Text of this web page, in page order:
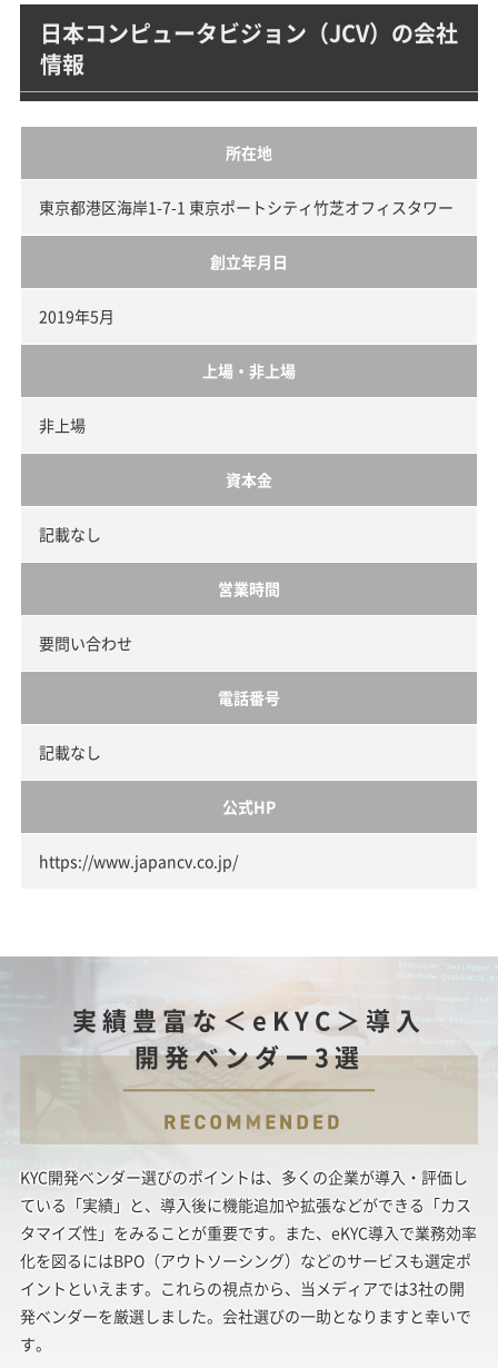
日本コンピュータビジョン（JCV）の会社
情報
所在地
東京都港区海岸1-7-1 東京ポートシティ竹芝オフィスタワー
創立年月日
2019年5月
上場・非上場
非上場
資本金
記載なし
営業時間
要問い合わせ
電話番号
記載なし
公式HP
https://www.japancv.co.jp/
実績豊富な＜eKYC＞導入
開発ベンダー3選
KYC開発ベンダー選びのポイントは、多くの企業が導入・評価し
ている「実績」と、導入後に機能追加や拡張などができる「カス
タマイズ性」をみることが重要です。また、eKYC導入で業務効率
化を図るにはBPO（アウトソーシング）などのサービスも選定ポ
イントといえます。これらの視点から、当メディアでは3社の開
発ベンダーを厳選しました。会社選びの一助となりますと幸いで
す。